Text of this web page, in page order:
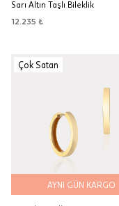
Sarı Altın Taşlı Bileklik
12.235 ₺
Çok Satan
AYNI GÜN KARGO